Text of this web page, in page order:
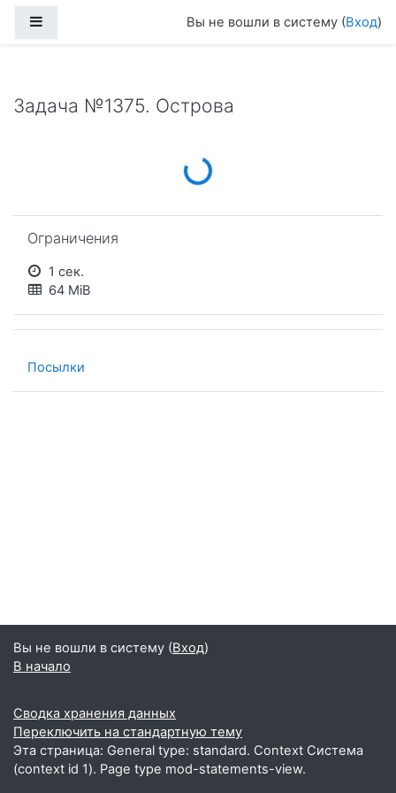
Вы не вошли в систему (Вход)
Задача №1375. Острова
Loading...
Ограничения
1 сек.
64 MiB
Посылки
Вы не вошли в систему (Вход)
В начало
Сводка хранения данных
Переключить на стандартную тему
Эта страница: General type: standard. Context Система
(context id 1). Page type mod-statements-view.